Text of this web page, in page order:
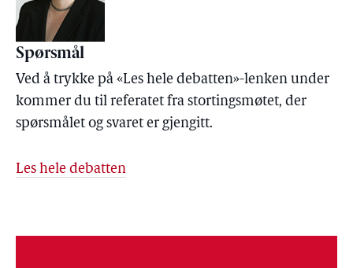
Spørsmål
Ved å trykke på «Les hele debatten»-lenken under
kommer du til referatet fra stortingsmøtet, der
spørsmålet og svaret er gjengitt.
Les hele debatten